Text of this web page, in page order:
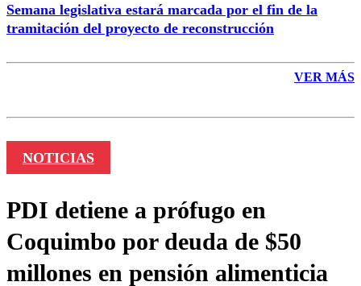
Semana legislativa estará marcada por el fin de la
tramitación del proyecto de reconstrucción
VER MÁS
NOTICIAS
PDI detiene a prófugo en
Coquimbo por deuda de $50
millones en pensión alimenticia